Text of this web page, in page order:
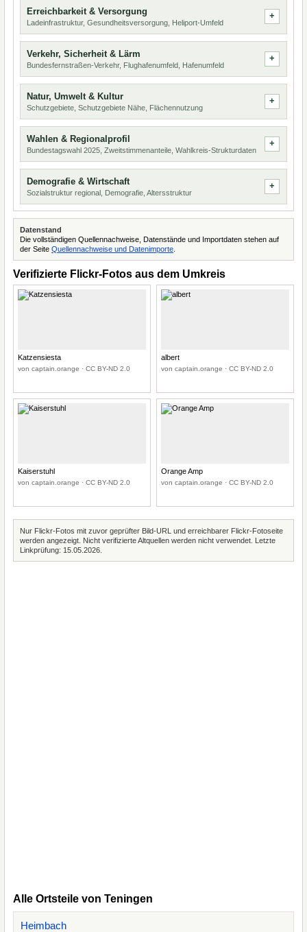
Erreichbarkeit & Versorgung
Ladeinfrastruktur, Gesundheitsversorgung, Heliport-Umfeld
Verkehr, Sicherheit & Lärm
Bundesfernstraßen-Verkehr, Flughafenumfeld, Hafenumfeld
Natur, Umwelt & Kultur
Schutzgebiete, Schutzgebiete Nähe, Flächennutzung
Wahlen & Regionalprofil
Bundestagswahl 2025, Zweitstimmenanteile, Wahlkreis-Strukturdaten
Demografie & Wirtschaft
Sozialstruktur regional, Demografie, Altersstruktur
Datenstand
Die vollständigen Quellennachweise, Datenstände und Importdaten stehen auf
der Seite Quellennachweise und Datenimporte
Verifizierte Flickr-Fotos aus dem Umkreis
Katzensiesta
von captain.orange · CC BY-ND 2.0
albert
von captain.orange · CC BY-ND 2.0
Kaiserstuhl
von captain.orange · CC BY-ND 2.0
Orange Amp
von captain.orange · CC BY-ND 2.0
Nur Flickr-Fotos mit zuvor geprüfter Bild-URL und erreichbarer Flickr-Fotoseite
werden angezeigt. Nicht verifizierte Altquellen werden nicht verwendet. Letzte
Linkprüfung: 15.05.2026.
Alle Ortsteile von Teningen
Heimbach